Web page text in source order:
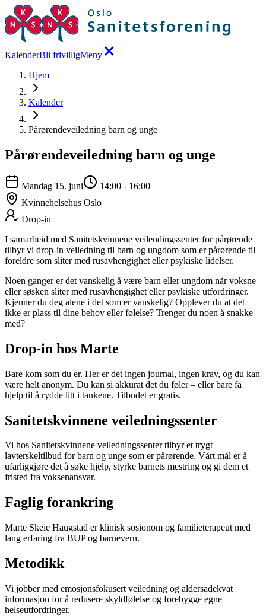
KalenderBli frivilligMeny
Hjem
Kalender
Pårørendeveiledning barn og unge
Pårørendeveiledning barn og unge
Mandag 15. juni 14:00 - 16:00
Kvinnehelsehus Oslo
Drop-in
I samarbeid med Sanitetskvinnene veilendingssenter for pårørende
tilbyr vi drop-in veiledning til barn og ungdom som er pårørende til
foreldre som sliter med rusavhengighet eller psykiske lidelser.
Noen ganger er det vanskelig å være barn eller ungdom når voksne
eller søsken sliter med rusavhengighet eller psykiske utfordringer.
Kjenner du deg alene i det som er vanskelig? Opplever du at det
ikke er plass til dine behov eller følelse? Trenger du noen å snakke
med?
Drop-in hos Marte
Bare kom som du er. Her er det ingen journal, ingen krav, og du kan
være helt anonym. Du kan si akkurat det du føler – eller bare få
hjelp til å rydde litt i tankene. Tilbudet er gratis.
Sanitetskvinnene veiledningssenter
Vi hos Sanitetskvinnene veiledningssenter tilbyr et trygt
lavterskeltilbud for barn og unge som er pårørende. Vårt mål er å
ufarliggjøre det å søke hjelp, styrke barnets mestring og gi dem et
fristed fra voksenansvar.
Faglig forankring
Marte Skeie Haugstad er klinisk sosionom og familieterapeut med
lang erfaring fra BUP og barnevern.
Metodikk
Vi jobber med emosjonsfokusert veiledning og aldersadekvat
informasjon for å redusere skyldfølelse og forebygge egne
helseutfordringer.